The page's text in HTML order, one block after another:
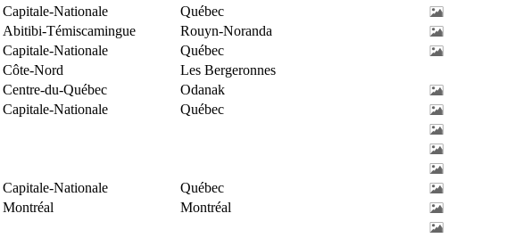
Capitale-Nationale
Québec
Abitibi-Témiscamingue
Rouyn-Noranda
Capitale-Nationale
Québec
Côte-Nord
Les Bergeronnes
Centre-du-Québec
Odanak
Capitale-Nationale
Québec
Capitale-Nationale
Québec
Montréal
Montréal